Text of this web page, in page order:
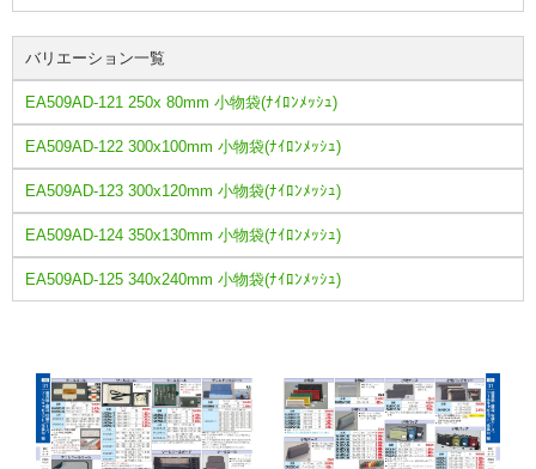
バリエーション一覧
EA509AD-121 250x 80mm 小物袋(ﾅｲﾛﾝﾒｯｼｭ)
EA509AD-122 300x100mm 小物袋(ﾅｲﾛﾝﾒｯｼｭ)
EA509AD-123 300x120mm 小物袋(ﾅｲﾛﾝﾒｯｼｭ)
EA509AD-124 350x130mm 小物袋(ﾅｲﾛﾝﾒｯｼｭ)
EA509AD-125 340x240mm 小物袋(ﾅｲﾛﾝﾒｯｼｭ)